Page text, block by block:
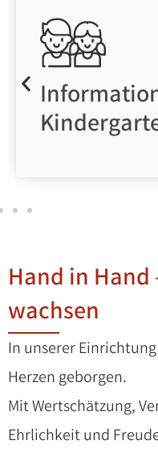
In unserer
Herzen geborgen.
Mit Wertschätzung,
Ehrlichkeit und
Hand in Hand
wachsen